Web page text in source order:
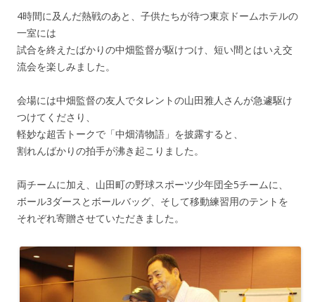
4時間に及んだ熱戦のあと、子供たちが待つ東京ドームホテルの
一室には
試合を終えたばかりの中畑監督が駆けつけ、短い間とはいえ交
流会を楽しみました。
会場には中畑監督の友人でタレントの山田雅人さんが急遽駆け
つけてくださり、
軽妙な超舌トークで「中畑清物語」を披露すると、
割れんばかりの拍手が沸き起こりました。
両チームに加え、山田町の野球スポーツ少年団全5チームに、
ボール3ダースとボールバッグ、そして移動練習用のテントを
それぞれ寄贈させていただきました。